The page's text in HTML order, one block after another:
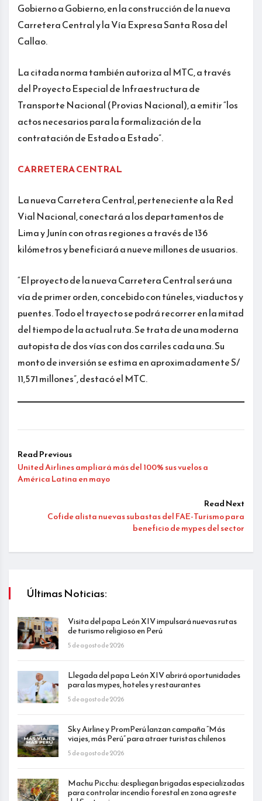
Gobierno a Gobierno, en la construcción de la nueva
Carretera Central y la Vía Expresa Santa Rosa del
Callao.
La citada norma también autoriza al MTC, a través
del Proyecto Especial de Infraestructura de
Transporte Nacional (Provias Nacional), a emitir “los
actos necesarios para la formalización de la
contratación de Estado a Estado”.
CARRETERA CENTRAL
La nueva Carretera Central, perteneciente a la Red
Vial Nacional, conectará a los departamentos de
Lima y Junín con otras regiones a través de 136
kilómetros y beneficiará a nueve millones de usuarios.
“El proyecto de la nueva Carretera Central será una
vía de primer orden, concebido con túneles, viaductos y
puentes. Todo el trayecto se podrá recorrer en la mitad
del tiempo de la actual ruta. Se trata de una moderna
autopista de dos vías con dos carriles cada una. Su
monto de inversión se estima en aproximadamente S/
11,571 millones”, destacó el MTC.
Read Previous
United Airlines ampliará más del 100% sus vuelos a
América Latina en mayo
Read Next
Cofide alista nuevas subastas del FAE-Turismo para
beneficio de mypes del sector
Últimas Noticias:
Visita del papa León XIV impulsará nuevas rutas
de turismo religioso en Perú
5 de agosto de 2026
Llegada del papa León XIV abrirá oportunidades
para las mypes, hoteles y restaurantes
5 de agosto de 2026
Sky Airline y PromPerú lanzan campaña “Más
viajes, más Perú” para atraer turistas chilenos
5 de agosto de 2026
Machu Picchu: despliegan brigadas especializadas
para controlar incendio forestal en zona agreste